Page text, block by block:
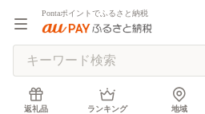
Pontaポイントでふるさと納税
返礼品 ランキング 地域